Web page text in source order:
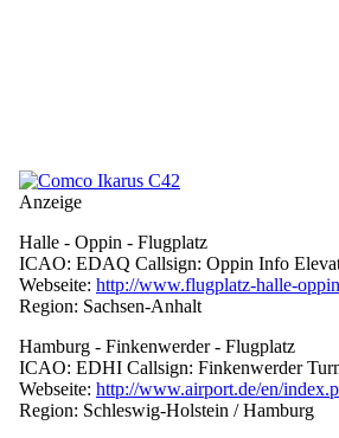
Anzeige
Halle - Oppin - Flugplatz
ICAO: EDAQ Callsign: Oppin Info
Webseite: http://www.flugplatz-halle-
Region: Sachsen-Anhalt
Hamburg - Finkenwerder - Flugplatz
ICAO: EDHI Callsign: Finkenwerder
Webseite: http://www.airport.de/en/
Region: Schleswig-Holstein / Hamburg